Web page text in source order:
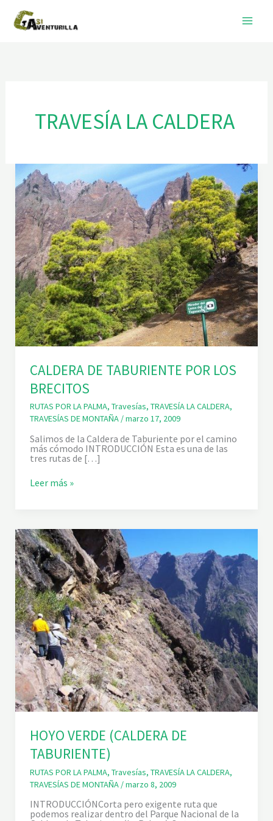
contenido
TRAVESÍA LA CALDERA
CALDERA DE TABURIENTE POR LOS
BRECITOS
RUTAS POR LA PALMA, Travesías, TRAVESÍA LA CALDERA,
TRAVESÍAS DE MONTAÑA/marzo 17, 2009
Salimos de la Caldera de Taburiente por el camino
más cómodo INTRODUCCIÓN Esta es una de las
tres rutas de […]
C
R
A
D
E
T
A
B
U
R
I
E
N
T
E
P
O
R
L
O
R
T
O
Leer más »
HOYO VERDE (CALDERA DE
TABURIENTE)
RUTAS POR LA PALMA, Travesías, TRAVESÍA LA CALDERA,
TRAVESÍAS DE MONTAÑA/marzo 8, 2009
INTRODUCCIÓNCorta pero exigente ruta que
podemos realizar dentro del Parque Nacional de la